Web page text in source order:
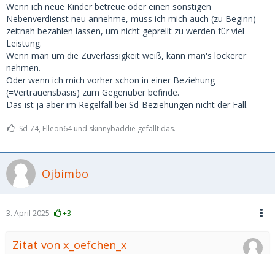
Wenn ich neue Kinder betreue oder einen sonstigen
Nebenverdienst neu annehme, muss ich mich auch (zu Beginn)
zeitnah bezahlen lassen, um nicht geprellt zu werden für viel
Leistung.
Wenn man um die Zuverlässigkeit weiß, kann man's lockerer
nehmen.
Oder wenn ich mich vorher schon in einer Beziehung
(=Vertrauensbasis) zum Gegenüber befinde.
Das ist ja aber im Regelfall bei Sd-Beziehungen nicht der Fall.
Sd-74, Elleon64 und skinnybaddie gefällt das.
Ojbimbo
3. April 2025 +3
Zitat von x_oefchen_x